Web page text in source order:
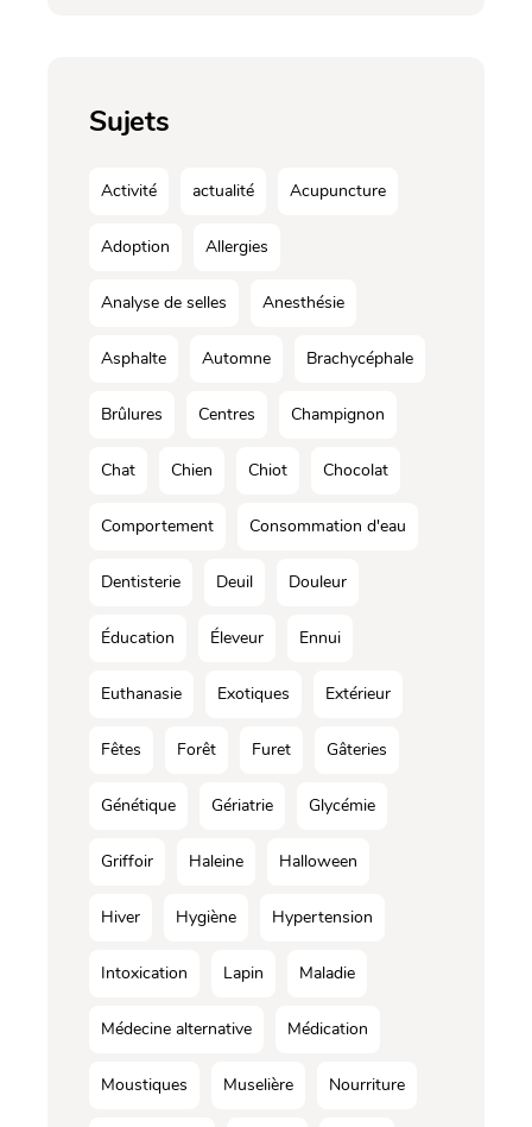
Sujets
Activité actualité Acupuncture
Adoption Allergies
Analyse de selles Anesthésie
Asphalte Automne Brachycéphale
Brûlures Centres Champignon
Chat Chien Chiot Chocolat
Comportement Consommation d'eau
Dentisterie Deuil Douleur
Éducation Éleveur Ennui
Euthanasie Exotiques Extérieur
Fêtes Forêt Furet Gâteries
Génétique Gériatrie Glycémie
Griffoir Haleine Halloween
Hiver Hygiène Hypertension
Intoxication Lapin Maladie
Médecine alternative Médication
Moustiques Muselière Nourriture